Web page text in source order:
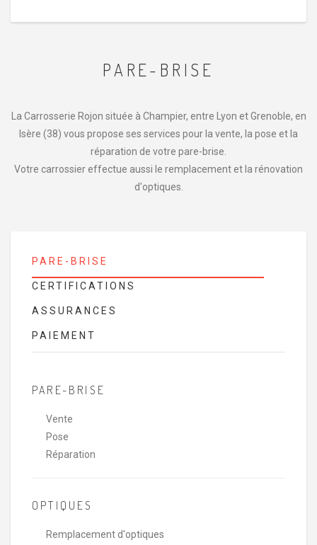
PARE-BRISE
La Carrosserie Rojon située à Champier, entre Lyon et Grenoble, en
Isère (38) vous propose ses services pour la vente, la pose et la
réparation de votre pare-brise.
Votre carrossier effectue aussi le remplacement et la rénovation
d'optiques.
PARE-BRISE
CERTIFICATIONS
ASSURANCES
PAIEMENT
PARE-BRISE
Vente
Pose
Réparation
OPTIQUES
Remplacement d'optiques